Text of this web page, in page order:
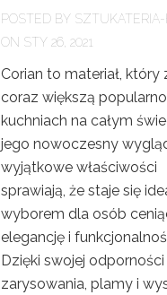
POSTED BY SZTUKATERIA-
ON STY 26, 2021
Corian to materiał, który
coraz większą
kuchniach na całym
jego nowoczesny
wyjątkowe właściwości
sprawiają, że staje się
wyborem dla osób
elegancję i
Dzięki swojej odporności
zarysowania, plamy i